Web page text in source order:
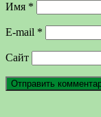
Имя *
E-mail *
Сайт